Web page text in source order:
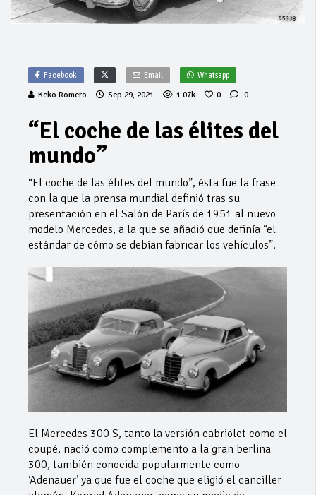
Facebook Email Whatsapp
Keko Romero Sep 29, 2021 1.07k 0 0
“El coche de las élites del
mundo”
“El coche de las élites del mundo”, ésta fue la frase
con la que la prensa mundial definió tras su
presentación en el Salón de París de 1951 al nuevo
modelo Mercedes, a la que se añadió que definía “el
estándar de cómo se debían fabricar los vehículos”.
El Mercedes 300 S, tanto la versión cabriolet como el
coupé, nació como complemento a la gran berlina
300, también conocida popularmente como
‘Adenauer’ ya que fue el coche que eligió el canciller